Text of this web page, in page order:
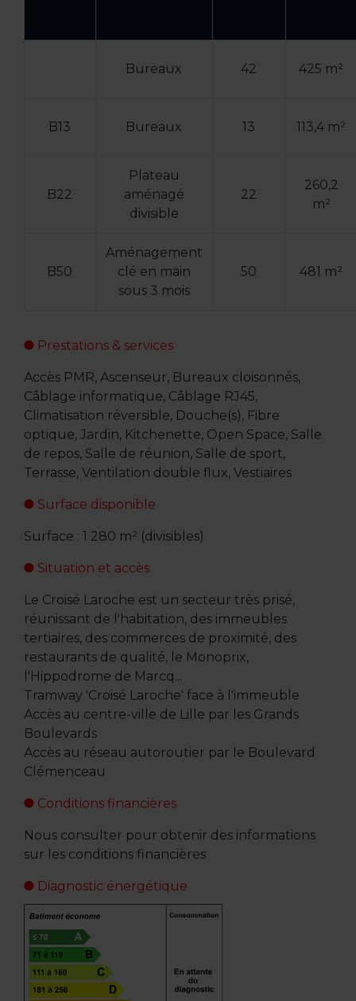
Bureaux 42 425 m²
B13 Bureaux 13 113,4 m²
B22
Plateau
aménagé
divisible
22
260,2
m²
B50
Aménagement
clé en main
sous 3 mois
50 481 m²
Prestations & services
Accès PMR, Ascenseur, Bureaux cloisonnés,
Câblage informatique, Câblage RJ45,
Climatisation réversible, Douche(s), Fibre
optique, Jardin, Kitchenette, Open Space, Salle
de repos, Salle de réunion, Salle de sport,
Terrasse, Ventilation double flux, Vestiaires
Surface disponible
Surface : 1 280 m² (divisibles)
Situation et accès
Le Croisé Laroche est un secteur très prisé,
réunissant de l'habitation, des immeubles
tertiaires, des commerces de proximité, des
restaurants de qualité, le Monoprix,
l'Hippodrome de Marcq...
Tramway 'Croisé Laroche' face à l'immeuble
Accès au centre-ville de Lille par les Grands
Boulevards
Accès au réseau autoroutier par le Boulevard
Clémenceau
Conditions financières
Nous consulter pour obtenir des informations
sur les conditions financières
Diagnostic énergétique